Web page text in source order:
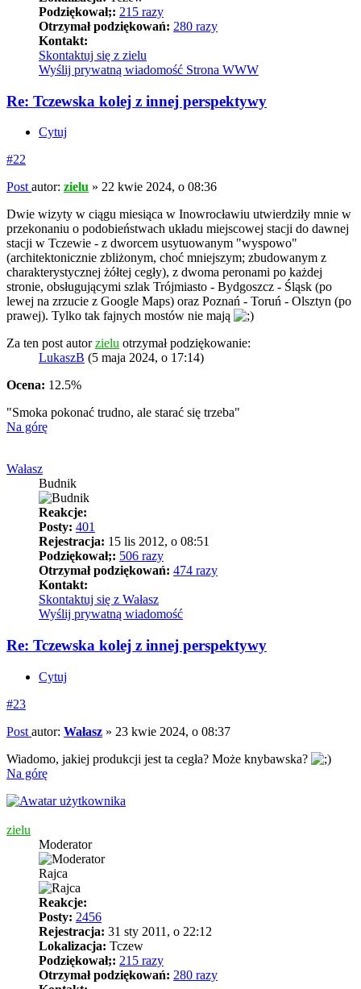
Podziękował;: 215 razy
Otrzymał podziękowań: 280 razy
Kontakt:
Skontaktuj się z zielu
Wyślij prywatną wiadomość Strona WWW
Re: Tczewska kolej z innej perspektywy
Cytuj
#22
Post autor: zielu » 22 kwie 2024, o 08:36
Dwie wizyty w ciągu miesiąca w Inowrocławiu utwierdziły mnie w
przekonaniu o podobieństwach układu miejscowej stacji do dawnej
stacji w Tczewie - z dworcem usytuowanym "wyspowo"
(architektonicznie zbliżonym, choć mniejszym; zbudowanym z
charakterystycznej żółtej cegły), z dwoma peronami po każdej
stronie, obsługującymi szlak Trójmiasto - Bydgoszcz - Śląsk (po
lewej na zrzucie z Google Maps) oraz Poznań - Toruń - Olsztyn (po
prawej). Tylko tak fajnych mostów nie mają
Za ten post autorzielu otrzymał podziękowanie:
LukaszB (5 maja 2024, o 17:14)
Ocena: 12.5%
"Smoka pokonać trudno, ale starać się trzeba"
Na górę
Wałasz
Budnik
Reakcje:
Posty: 401
Rejestracja: 15 lis 2012, o 08:51
Podziękował;: 506 razy
Otrzymał podziękowań: 474 razy
Kontakt:
Skontaktuj się z Wałasz
Wyślij prywatną wiadomość
Re: Tczewska kolej z innej perspektywy
Cytuj
#23
Post autor: Wałasz » 23 kwie 2024, o 08:37
Wiadomo, jakiej produkcji jest ta cegła? Może knybawska?
Na górę
zielu
Moderator
Rajca
Reakcje:
Posty: 2456
Rejestracja: 31 sty 2011, o 22:12
Lokalizacja: Tczew
Podziękował;: 215 razy
Otrzymał podziękowań: 280 razy